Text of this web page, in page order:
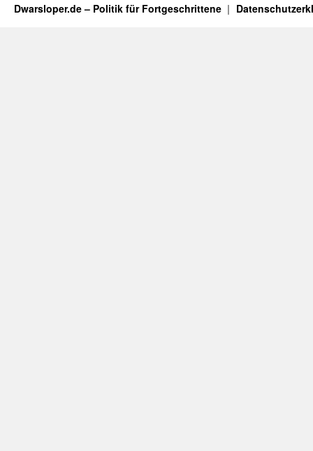
Dwarsloper.de – Politik für Fortgeschrittene